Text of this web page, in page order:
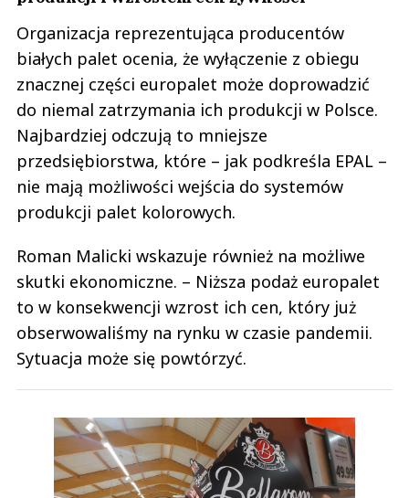
Organizacja reprezentująca producentów
białych palet ocenia, że wyłączenie z obiegu
znacznej części europalet może doprowadzić
do niemal zatrzymania ich produkcji w Polsce.
Najbardziej odczują to mniejsze
przedsiębiorstwa, które – jak podkreśla EPAL –
nie mają możliwości wejścia do systemów
produkcji palet kolorowych.
Roman Malicki wskazuje również na możliwe
skutki ekonomiczne. – Niższa podaż europalet
to w konsekwencji wzrost ich cen, który już
obserwowaliśmy na rynku w czasie pandemii.
Sytuacja może się powtórzyć.